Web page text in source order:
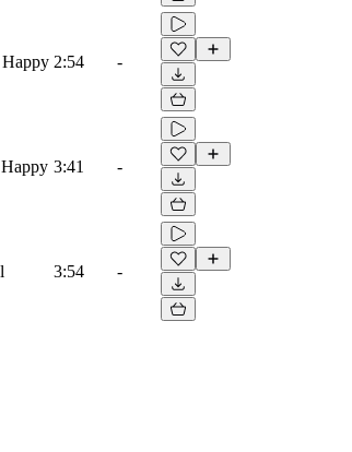
2:54 -
3:41 -
3:54 -